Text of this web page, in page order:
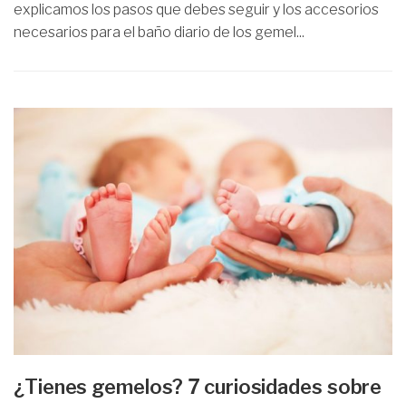
explicamos los pasos que debes seguir y los accesorios
necesarios para el baño diario de los gemel...
¿Tienes gemelos? 7 curiosidades sobre